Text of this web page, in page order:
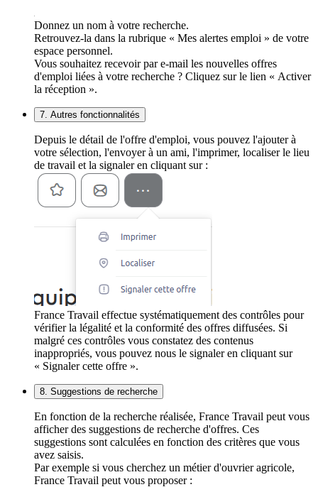
Donnez un nom à votre recherche.
Retrouvez-la dans la rubrique « Mes alertes emploi » de votre
espace personnel.
Vous souhaitez recevoir par e-mail les nouvelles offres
d'emploi liées à votre recherche ? Cliquez sur le lien « Activer
la réception ».
7. Autres fonctionnalités
Depuis le détail de l'offre d'emploi, vous pouvez l'ajouter à
votre sélection, l'envoyer à un ami, l'imprimer, localiser le lieu
de travail et la signaler en cliquant sur :
France Travail effectue systématiquement des contrôles pour
vérifier la légalité et la conformité des offres diffusées. Si
malgré ces contrôles vous constatez des contenus
inappropriés, vous pouvez nous le signaler en cliquant sur
« Signaler cette offre ».
8. Suggestions de recherche
En fonction de la recherche réalisée, France Travail peut vous
afficher des suggestions de recherche d'offres. Ces
suggestions sont calculées en fonction des critères que vous
avez saisis.
Par exemple si vous cherchez un métier d'ouvrier agricole,
France Travail peut vous proposer :